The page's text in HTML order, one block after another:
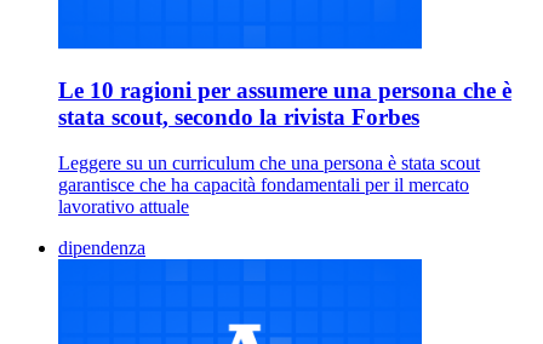
Le 10 ragioni per assumere una persona che è
stata scout, secondo la rivista Forbes
Leggere su un curriculum che una persona è stata scout
garantisce che ha capacità fondamentali per il mercato
lavorativo attuale
dipendenza